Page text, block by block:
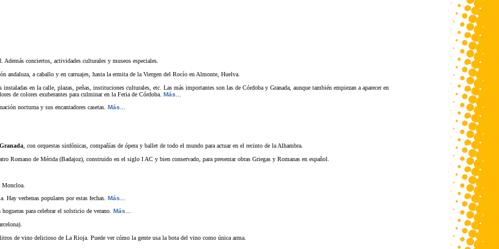
conciertos, actividades culturales y museos especiales.
andaluza, a caballo y en carruajes, hasta la ermita de la Viergen del Rocío en Almonte, Huelva.
instaladas en la calle, plazas, peñas, instituciones culturales, etc. Las más importantes son las de Córdoba y Granada, aunque también empiezan a aparecer en
de colores exuberantes para culminar en la Feria de Córdoba. Más...
nocturna y sus encantadores casetas. Más...
, con orquestas sinfónicas, compañías de ópera y ballet de todo el mundo para actuar en el recinto de la Alhambra.
Romano de Mérida (Badajoz), construido en el siglo I AC y bien conservado, para presentar obras Griegas y Romanas en español.
Hay verbenas populares por estas fechas. Más...
para celebrar el solsticio de verano. Más...
de vino delicioso de La Rioja. Puede ver cómo la gente usa la bota del vino como única arma.